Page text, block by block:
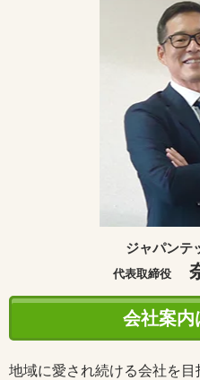
ジャパンテ
代表取締役
会社案内
地域に愛され続ける会社を目